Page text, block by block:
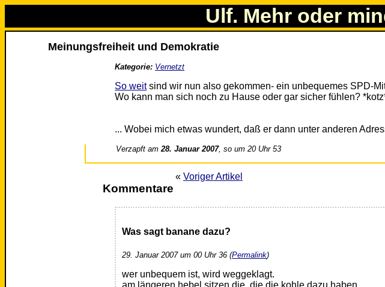
Ulf. Mehr oder
Meinungsfreiheit und Demokratie
Kategorie: Vernetzt
So weitsind wir nun also gekommen- ein unbequemes SPD-
Wo kann man sich noch zu Hause oder gar sicher fühlen?
... Wobei mich etwas wundert, daß er dann unter anderen
Verzapft am28. Januar 2007, so um 20 Uhr 53
« Voriger Artikel
Kommentare
Was sagt banane dazu?
29. Januar 2007 um 00 Uhr 36 (Permalink)
wer unbequem ist, wird weggeklagt.
am längeren hebel sitzen die, die die kohle dazu haben.